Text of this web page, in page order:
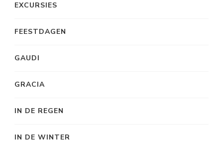
EXCURSIES
FEESTDAGEN
GAUDI
GRACIA
IN DE REGEN
IN DE WINTER